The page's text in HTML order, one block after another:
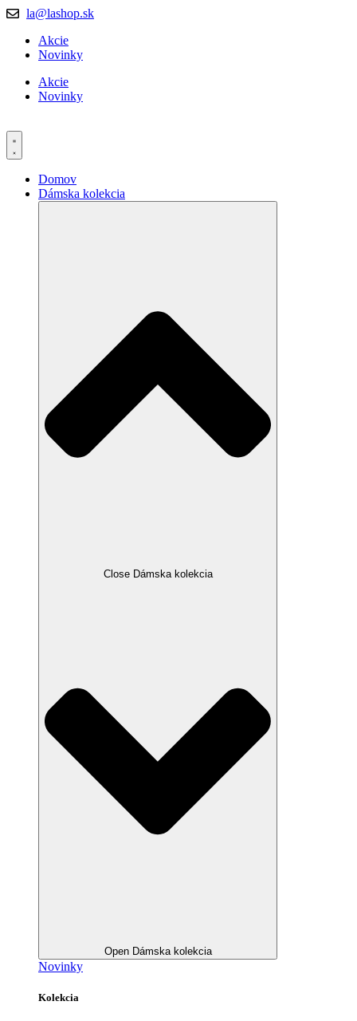
la@lashop.sk
Akcie
Novinky
Akcie
Novinky
Domov
Dámska kolekcia
Close Dámska kolekcia
Open Dámska kolekcia
Novinky
Kolekcia